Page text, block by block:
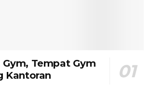
Gym, Tempat Gym
Kantoran